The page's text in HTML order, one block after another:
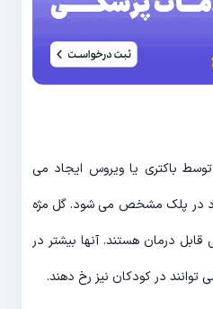
باکتری یا ویروس ایجاد می
در پلک مشخص می شود. گل مژه
درمان هستند. آنها بیشتر در
توانند در کودکان نیز رخ دهند.